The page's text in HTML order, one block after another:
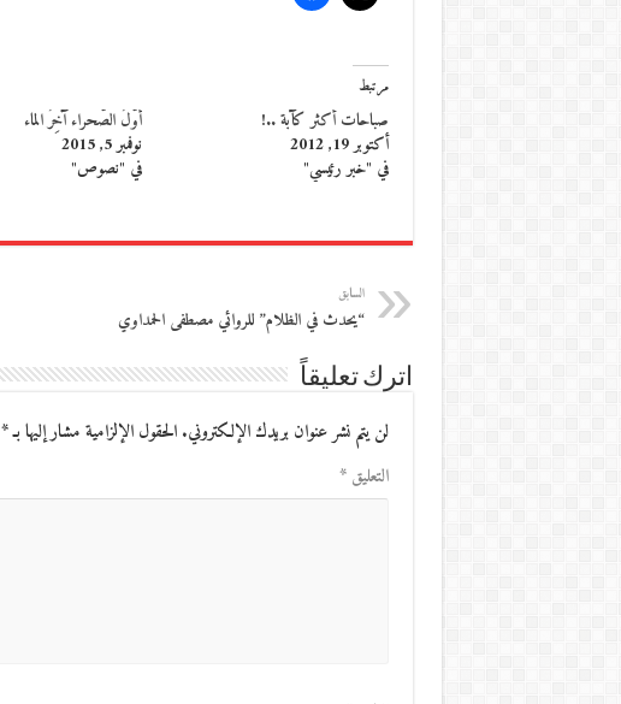
مرتبط
صباحات أكثر كآبة ..!
أكتوبر 19, 2012
في "خبر رئيسي"
أوّلُ الصّحراء آخِرُ الماء
نوفمبر 5, 2015
في "نصوص"
السابق
“يحدث في الظلام” للروائي مصطفى الحمداوي
اترك تعليقاً
لن يتم نشر عنوان بريدك الإلكتروني. الحقول الإلزامية مشار إليها بـ*
التعليق*